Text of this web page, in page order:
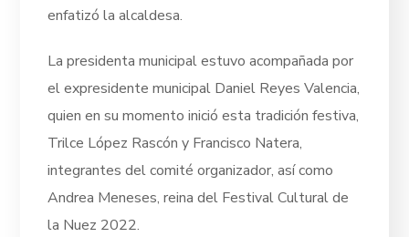
enfatizó la alcaldesa.
La presidenta municipal estuvo acompañada por
el expresidente municipal Daniel Reyes Valencia,
quien en su momento inició esta tradición festiva,
Trilce López Rascón y Francisco Natera,
integrantes del comité organizador, así como
Andrea Meneses, reina del Festival Cultural de
la Nuez 2022.